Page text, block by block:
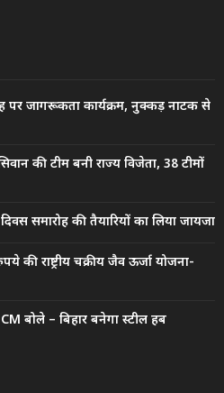
पर जागरूकता कार्यक्रम, नुक्कड़ नाटक से
की टीम बनी राज्य विजेता, 38 टीमों
समारोह की तैयारियों का लिया जायजा
की राष्ट्रीय चक्रीय जैव ऊर्जा योजना-
बोले – बिहार बनेगा स्टील हब